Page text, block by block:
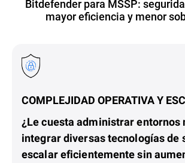
Bitdefender para MSSP:
mayor eficiencia y menor
COMPLEJIDAD OPERATIVA Y
¿Le cuesta administrar
integrar diversas tecnologías de
escalar eficientemente sin